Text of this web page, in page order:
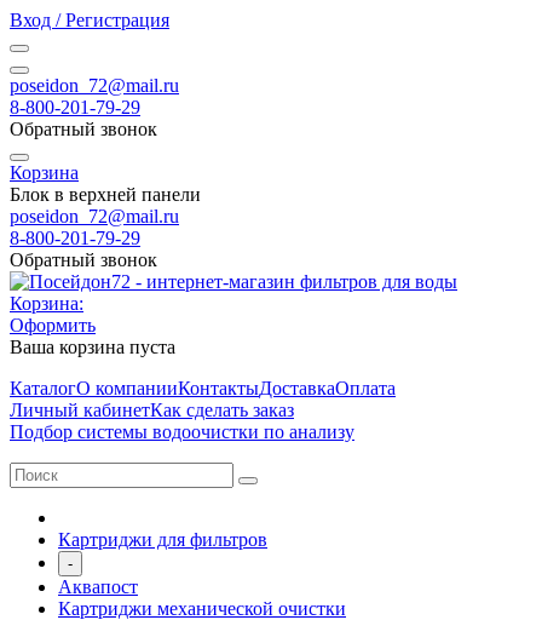
Вход / Регистрация
poseidon_72@mail.ru
8-800-201-79-29
Обратный звонок
Корзина
Блок в верхней панели
poseidon_72@mail.ru
8-800-201-79-29
Обратный звонок
Корзина:
Оформить
Ваша корзина пуста
КаталогО компанииКонтактыДоставкаОплата
Личный кабинетКак сделать заказ
Подбор системы водоочистки по анализу
Картриджи для фильтров
-
Аквапост
Картриджи механической очистки